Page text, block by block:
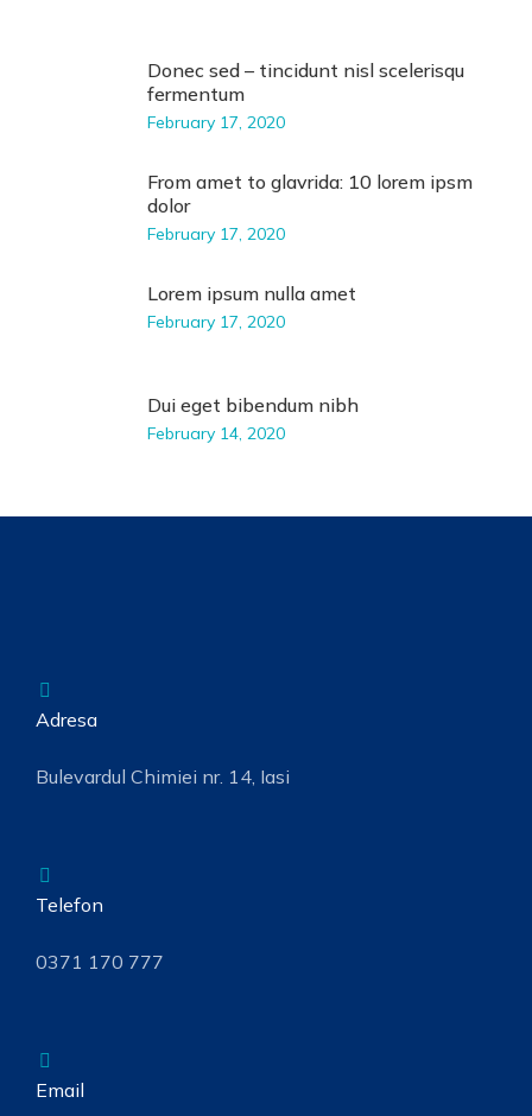
Donec sed – tincidunt nisl scelerisqu
fermentum
February 17, 2020
From amet to glavrida: 10 lorem ipsm
dolor
February 17, 2020
Lorem ipsum nulla amet
February 17, 2020
Dui eget bibendum nibh
February 14, 2020
Adresa
Bulevardul Chimiei nr. 14, Iasi
Telefon
0371 170 777
Email